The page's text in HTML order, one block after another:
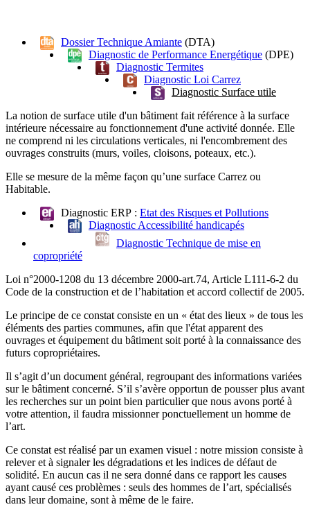
Dossier Technique Amiante (DTA)
Diagnostic de Performance Energétique (DPE)
Diagnostic Termites
Diagnostic Loi Carrez
Diagnostic Surface utile
La notion de surface utile d'un bâtiment fait référence à la surface
intérieure nécessaire au fonctionnement d'une activité donnée. Elle
ne comprend ni les circulations verticales, ni l'encombrement des
ouvrages construits (murs, voiles, cloisons, poteaux, etc.).
Elle se mesure de la même façon qu’une surface Carrez ou
Habitable.
Diagnostic ERP : Etat des Risques et Pollutions
Diagnostic Accessibilité handicapés
Diagnostic Technique de mise en
copropriété
Loi n°2000-1208 du 13 décembre 2000-art.74, Article L111-6-2 du
Code de la construction et de l’habitation et accord collectif de 2005.
Le principe de ce constat consiste en un « état des lieux » de tous les
éléments des parties communes, afin que l'état apparent des
ouvrages et équipement du bâtiment soit porté à la connaissance des
futurs copropriétaires.
Il s’agit d’un document général, regroupant des informations variées
sur le bâtiment concerné. S’il s’avère opportun de pousser plus avant
les recherches sur un point bien particulier que nous avons porté à
votre attention, il faudra missionner ponctuellement un homme de
l’art.
Ce constat est réalisé par un examen visuel : notre mission consiste à
relever et à signaler les dégradations et les indices de défaut de
solidité. En aucun cas il ne sera donné dans ce rapport les causes
ayant causé ces problèmes : seuls des hommes de l’art, spécialisés
dans leur domaine, sont à même de le faire.